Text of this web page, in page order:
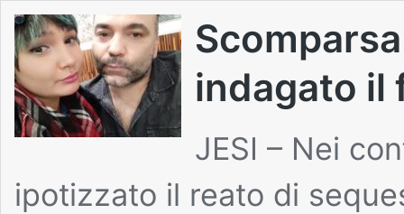
indagato
JESI – Nei
ipotizzato il reato di